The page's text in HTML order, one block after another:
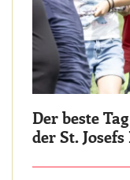
Der beste
der St.